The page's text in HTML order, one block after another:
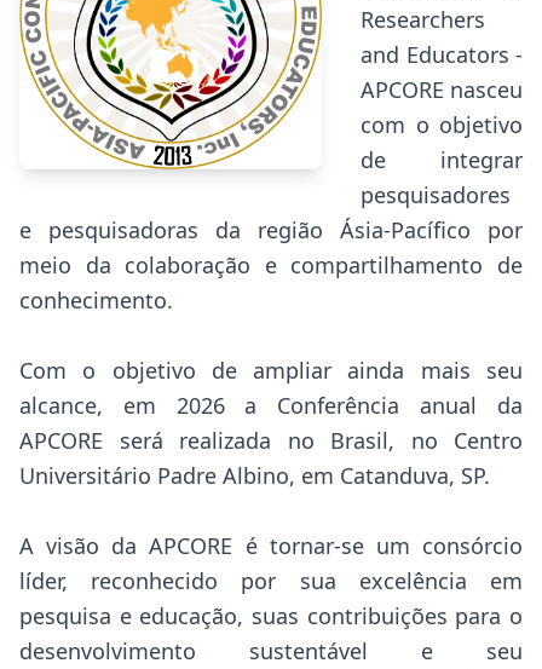
Researchers
and Educators -
APCORE nasceu
com o objetivo
de integrar
pesquisadores
e pesquisadoras da região Ásia-Pacífico por
meio da colaboração e compartilhamento de
conhecimento.
Com o objetivo de ampliar ainda mais seu
alcance, em 2026 a Conferência anual da
APCORE será realizada no Brasil, no Centro
Universitário Padre Albino, em Catanduva, SP.
A visão da APCORE é tornar-se um consórcio
líder, reconhecido por sua excelência em
pesquisa e educação, suas contribuições para o
desenvolvimento sustentável e seu